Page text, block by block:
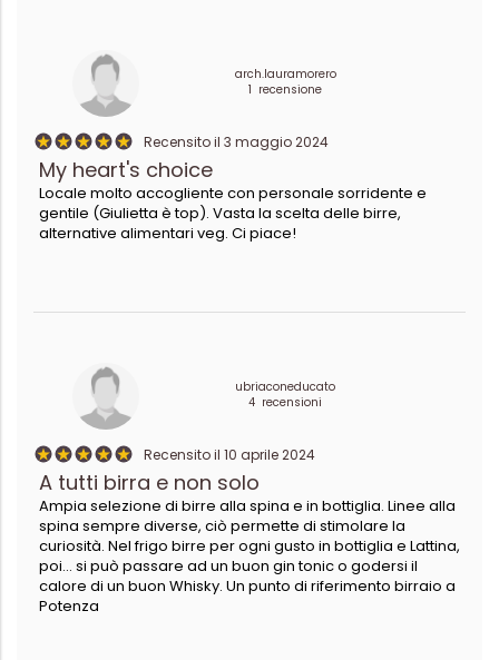
arch.lauramorero
1 recensione
Recensito il 3 maggio 2024
My heart's choice
Locale molto accogliente con personale sorridente e
gentile (Giulietta è top). Vasta la scelta delle birre,
alternative alimentari veg. Ci piace!
ubriaconeducato
4 recensioni
Recensito il 10 aprile 2024
A tutti birra e non solo
Ampia selezione di birre alla spina e in bottiglia. Linee alla
spina sempre diverse, ciò permette di stimolare la
curiosità. Nel frigo birre per ogni gusto in bottiglia e Lattina,
poi... si può passare ad un buon gin tonic o godersi il
calore di un buon Whisky. Un punto di riferimento birraio a
Potenza